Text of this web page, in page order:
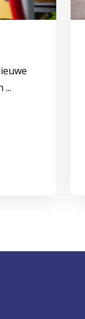
...